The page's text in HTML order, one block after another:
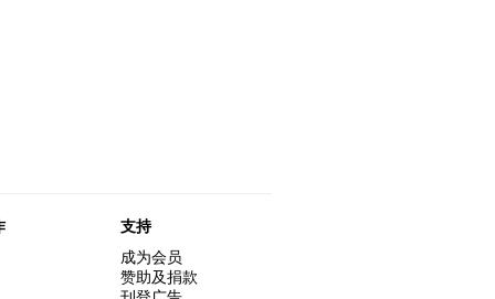
支持
成为会员
赞助及捐款